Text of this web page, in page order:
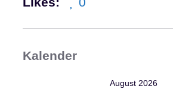
Kalender
August 2026